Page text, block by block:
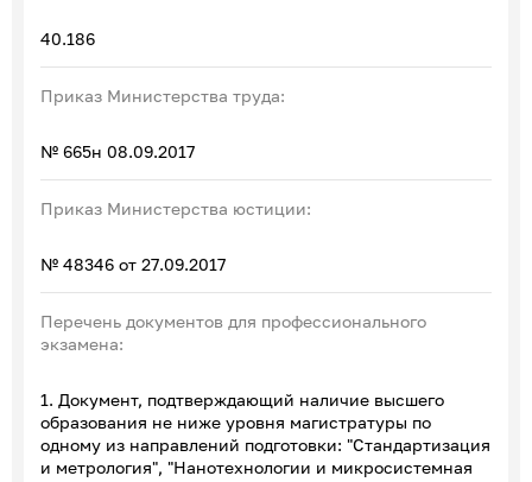
40.186
Приказ Министерства труда:
№ 665н 08.09.2017
Приказ Министерства юстиции:
№ 48346 от 27.09.2017
Перечень документов для профессионального
экзамена:
1. Документ, подтверждающий наличие высшего
образования не ниже уровня магистратуры по
одному из направлений подготовки: "Стандартизация
и метрология", "Нанотехнологии и микросистемная